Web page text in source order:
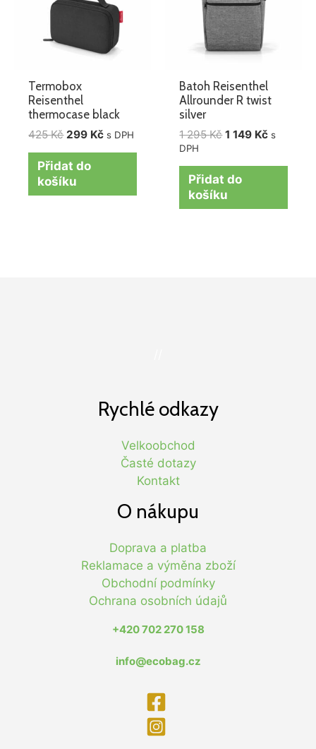
Termobox
Reisenthel
thermocase black
425Kč 299 Kč s DPH
Přidat do
košíku
Batoh Reisenthel
Allrounder R twist
silver
1 295Kč 1 149 Kč s
DPH
Přidat do
košíku
Rychlé odkazy
Velkoobchod
Časté dotazy
Kontakt
O nákupu
Doprava a platba
Reklamace a výměna zboží
Obchodní podmínky
Ochrana osobních údajů
+420 702 270 158
info@ecobag.cz